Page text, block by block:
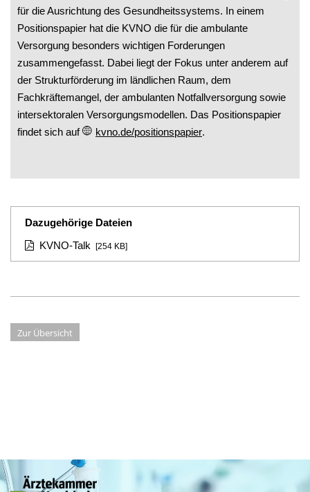
für die Ausrichtung des Gesundheitssystems. In einem
Positionspapier hat die KVNO die für die ambulante
Versorgung besonders wichtigen Forderungen
zusammengefasst. Dabei liegt der Fokus unter anderem auf
der Strukturförderung im ländlichen Raum, dem
Fachkräftemangel, der ambulanten Notfallversorgung sowie
intersektoralen Versorgungsmodellen. Das Positionspapier
findet sich auf
kvno.de/positionspapier.
Dazugehörige Dateien
KVNO-Talk [254 KB]
Zur Übersicht